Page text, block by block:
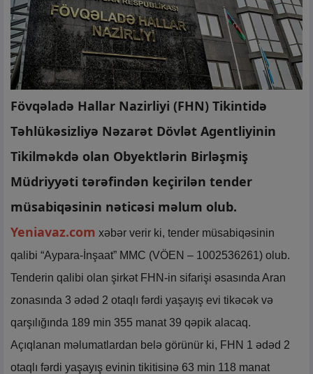
Fövqəladə Hallar Nazirliyi (FHN) Tikintidə
Təhlükəsizliyə Nəzarət Dövlət Agentliyinin
Tikilməkdə olan Obyektlərin Birləşmiş
Müdriyyəti tərəfindən keçirilən tender
müsabiqəsinin nəticəsi məlum olub.
Yeniavaz.com xəbər verir ki, tender müsabiqəsinin
qalibi “Aypara-İnşaat” MMC (VÖEN – 1002536261) olub.
Tenderin qalibi olan şirkət FHN-in sifarişi əsasında Aran
zonasında 3 ədəd 2 otaqlı fərdi yaşayış evi tikəcək və
qarşılığında 189 min 355 manat 39 qəpik alacaq.
Açıqlanan məlumatlardan belə görünür ki, FHN 1 ədəd 2
otaqlı fərdi yaşayış evinin tikitisinə 63 min 118 manat